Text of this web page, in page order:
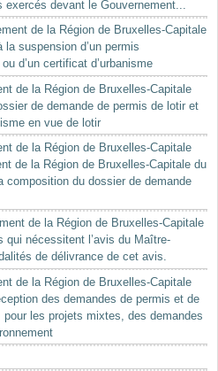
exercés devant le Gouvernement...
de la Région de Bruxelles-Capitale
suspension d’un permis
d’un certificat d’urbanisme
de la Région de Bruxelles-Capitale
de demande de permis de lotir et
en vue de lotir
de la Région de Bruxelles-Capitale
de la Région de Bruxelles-Capitale du
composition du dossier de demande
de la Région de Bruxelles-Capitale
qui nécessitent l’avis du Maître-
de délivrance de cet avis.
de la Région de Bruxelles-Capitale
des demandes de permis et de
les projets mixtes, des demandes